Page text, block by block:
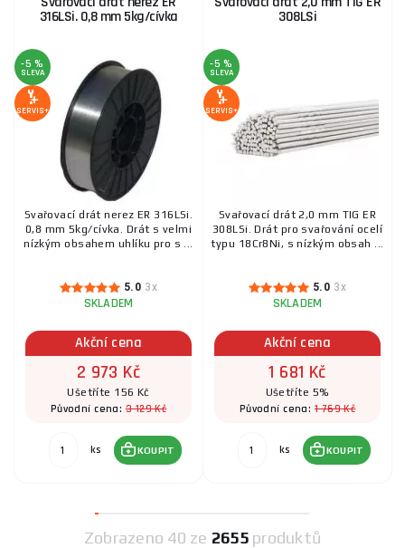
316LSi. 0,8 mm 5kg/cívka
-5 %
SLEVA
SERVIS+
Svařovací drát nerez ER 316LSi.
0,8 mm 5kg/cívka. Drát s velmi
nízkým obsahem uhlíku pro s ...
5.0 3x
SKLADEM
Akční cena
2 973 Kč
Ušetříte 156 Kč
Původní cena:3 129 Kč
ks KOUPIT
308LSi
-5 %
SLEVA
SERVIS+
Svařovací drát 2,0 mm TIG ER
308LSi. Drát pro svařování ocelí
typu 18Cr8Ni, s nízkým obsah ...
5.0 3x
SKLADEM
Akční cena
1 681 Kč
Ušetříte 5%
Původní cena:1 769 Kč
ks KOUPIT
Zobrazeno 40 ze 2655produktů